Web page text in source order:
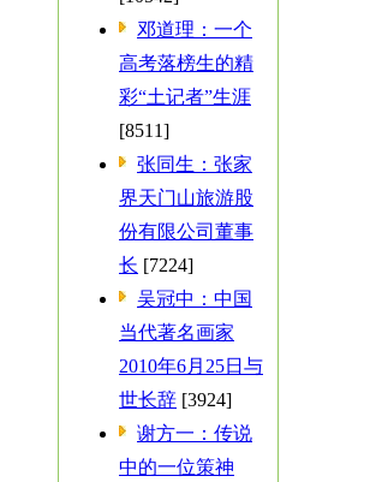
邓道理：一个
高考落榜生的精
彩“土记者”生涯
[8511]
张同生：张家
界天门山旅游股
份有限公司董事
长 [7224]
吴冠中：中国
当代著名画家
2010年6月25日与
世长辞 [3924]
谢方一：传说
中的一位策神